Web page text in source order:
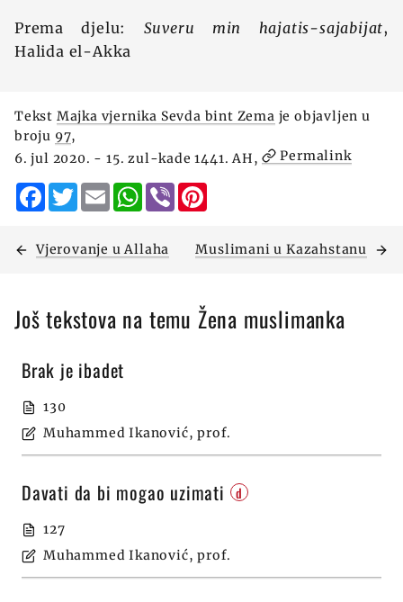
Prema djelu: Suveru min hajatis-sajabijat,
Halida el-Akka
Tekst Majka vjernika Sevda bint Zema je objavljen u
broju 97,
6. jul 2020. - 15. zul-kade 1441. AH,
Permalink
Facebook
TwitterEmailWhatsApp
Viber
Vjerovanje u Allaha Muslimani u Kazahstanu
Još tekstova na temu Žena muslimanka
Brak je ibadet
130
Muhammed Ikanović, prof.
Davati da bi mogao uzimati d
127
Muhammed Ikanović, prof.